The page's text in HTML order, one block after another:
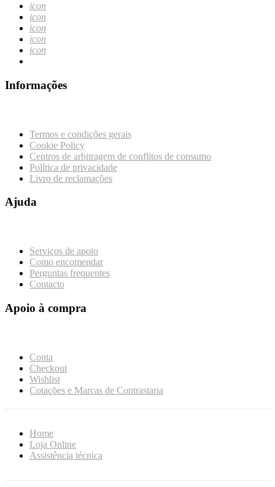
icon
icon
icon
icon
icon
Informações
Termos e condições gerais
Cookie Policy
Centros de arbitragem de conflitos de consumo
Política de privacidade
Livro de reclamações
Ajuda
Serviços de apoio
Como encomendar
Perguntas frequentes
Contacto
Apoio à compra
Conta
Checkout
Wishlist
Cotações e Marcas de Contrastaria
Home
Loja Online
Assistência técnica